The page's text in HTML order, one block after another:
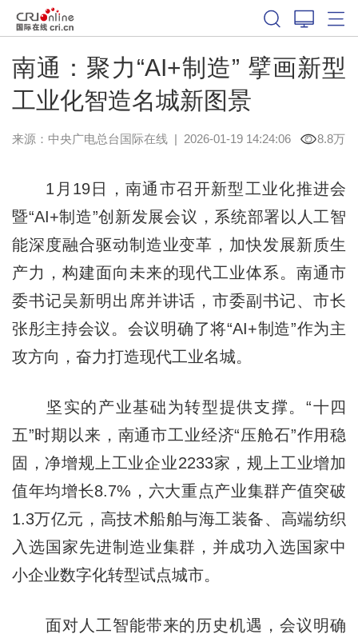
南通：聚力“AI+制造” 擘画新型
工业化智造名城新图景
来源：中央广电总台国际在线| 2026-01-19 14:24:06 8.8万
1月19日，南通市召开新型工业化推进会
暨“AI+制造”创新发展会议，系统部署以人工智
能深度融合驱动制造业变革，加快发展新质生
产力，构建面向未来的现代工业体系。南通市
委书记吴新明出席并讲话，市委副书记、市长
张彤主持会议。会议明确了将“AI+制造”作为主
攻方向，奋力打造现代工业名城。
坚实的产业基础为转型提供支撑。“十四
五”时期以来，南通市工业经济“压舱石”作用稳
固，净增规上工业企业2233家，规上工业增加
值年均增长8.7%，六大重点产业集群产值突破
1.3万亿元，高技术船舶与海工装备、高端纺织
入选国家先进制造业集群，并成功入选国家中
小企业数字化转型试点城市。
面对人工智能带来的历史机遇，会议明确